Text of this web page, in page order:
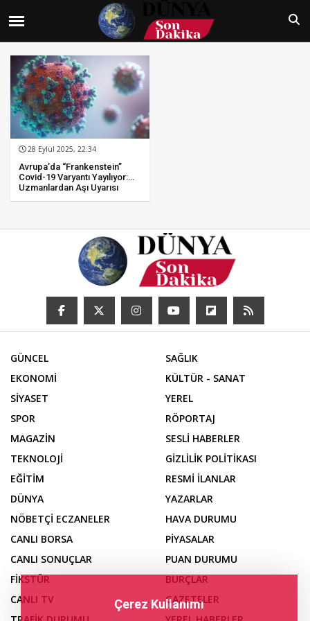
28 Eylül 2025, 22:34
Avrupa’da “Frankenstein”
Covid-19 Varyantı Yayılıyor:
Uzmanlardan Aşı Uyarısı
GÜNCEL
EKONOMİ
SİYASET
SPOR
MAGAZİN
TEKNOLOJİ
EĞİTİM
DÜNYA
SAĞLIK
KÜLTÜR - SANAT
YEREL
RÖPORTAJ
SESLİ HABERLER
GİZLİLİK POLİTİKASI
RESMİ İLANLAR
YAZARLAR
NÖBETÇİ ECZANELER
CANLI BORSA
CANLI SONUÇLAR
FİKSTÜR
CANLI TV
HAVA DURUMU
PİYASALAR
PUAN DURUMU
BURÇLAR
GAZETELER
Çerez Kullanımı